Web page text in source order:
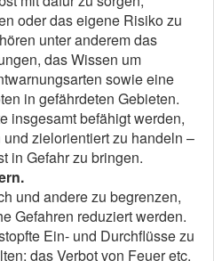
oder das eigene Risiko zu
unter anderem das
das Wissen um
sowie eine
in gefährdeten Gebieten.
insgesamt befähigt werden,
zielorientiert zu handeln –
in Gefahr zu bringen.
und andere zu begrenzen,
Gefahren reduziert werden.
Ein- und Durchflüsse zu
das Verbot von Feuer etc.